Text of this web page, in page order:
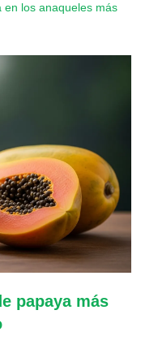
en los anaqueles más
papaya más